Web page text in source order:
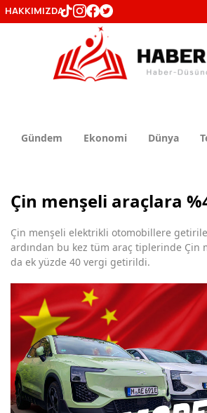
Gündem Ekonomi Dünya
Çin menşeli araçlara
Çin menşeli elektrikli otomobillere
ardından bu kez tüm araç tiplerinde Çin
da ek yüzde 40 vergi getirildi.
HAKKIMIZDA